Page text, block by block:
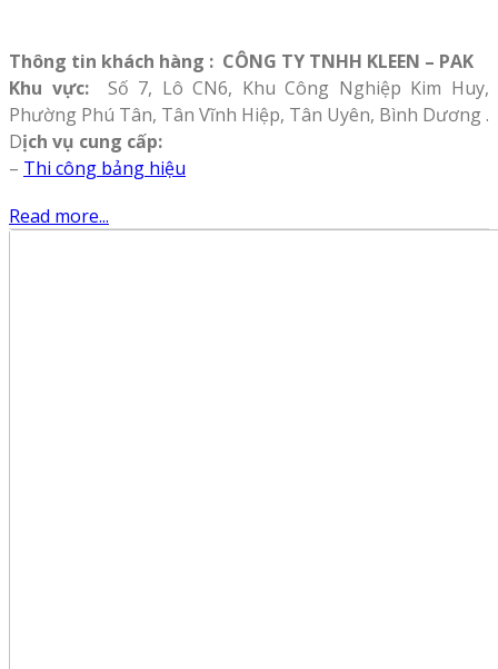
Thông tin khách hàng : CÔNG TY TNHH KLEEN – PAK
Khu vực:
Số 7, Lô CN6, Khu Công Nghiệp Kim Huy,
Phường Phú Tân, Tân Vĩnh Hiệp, Tân Uyên, Bình Dương .
Dịch vụ cung cấp:
– Thi công bảng hiệu
Read more...